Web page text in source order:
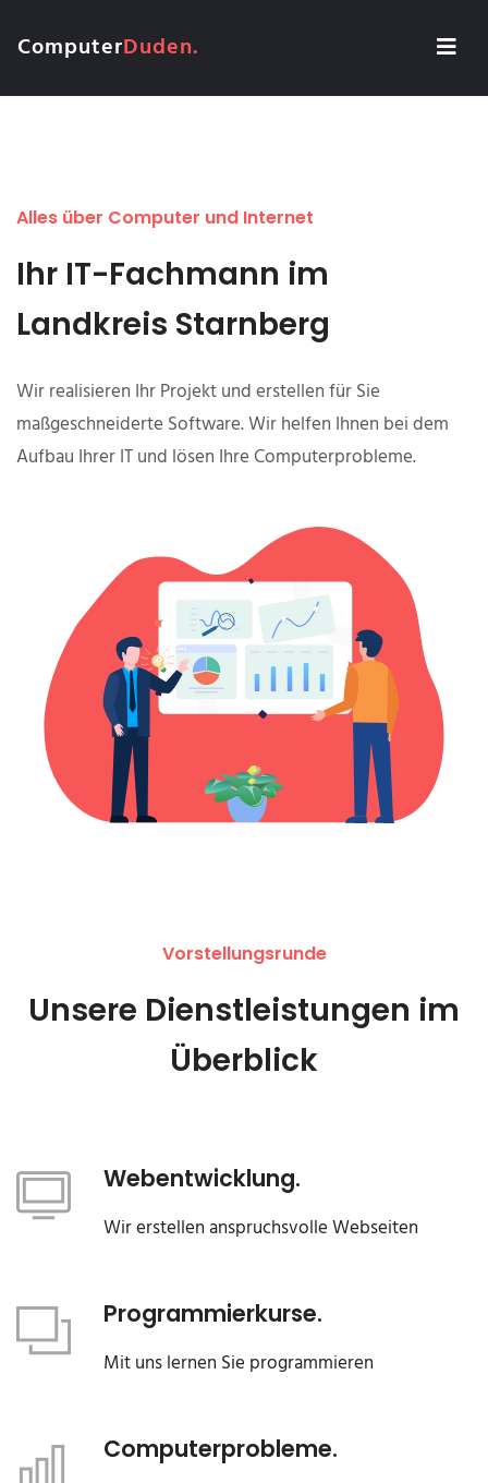
ComputerDuden.
Alles über Computer und Internet
Ihr IT-Fachmann im
Landkreis Starnberg
Wir realisieren Ihr Projekt und erstellen für Sie
maßgeschneiderte Software. Wir helfen Ihnen bei dem
Aufbau Ihrer IT und lösen Ihre Computerprobleme.
Vorstellungsrunde
Unsere Dienstleistungen im
Überblick
Webentwicklung.
Wir erstellen anspruchsvolle Webseiten
Programmierkurse.
Mit uns lernen Sie programmieren
Computerprobleme.